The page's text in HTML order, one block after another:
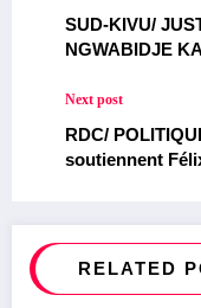
SUD-KIVU/ JUSTICE: Le
NGWABIDJE
Président de la
Procureur
Next post
RDC/
soutiennent
RELATED